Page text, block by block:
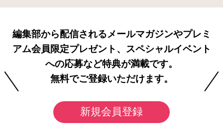
編集部から配信されるメールマガジンやプレミ
アム会員限定プレゼント、スペシャルイベント
への応募など特典が満載です。
無料でご登録いただけます。
新規会員登録